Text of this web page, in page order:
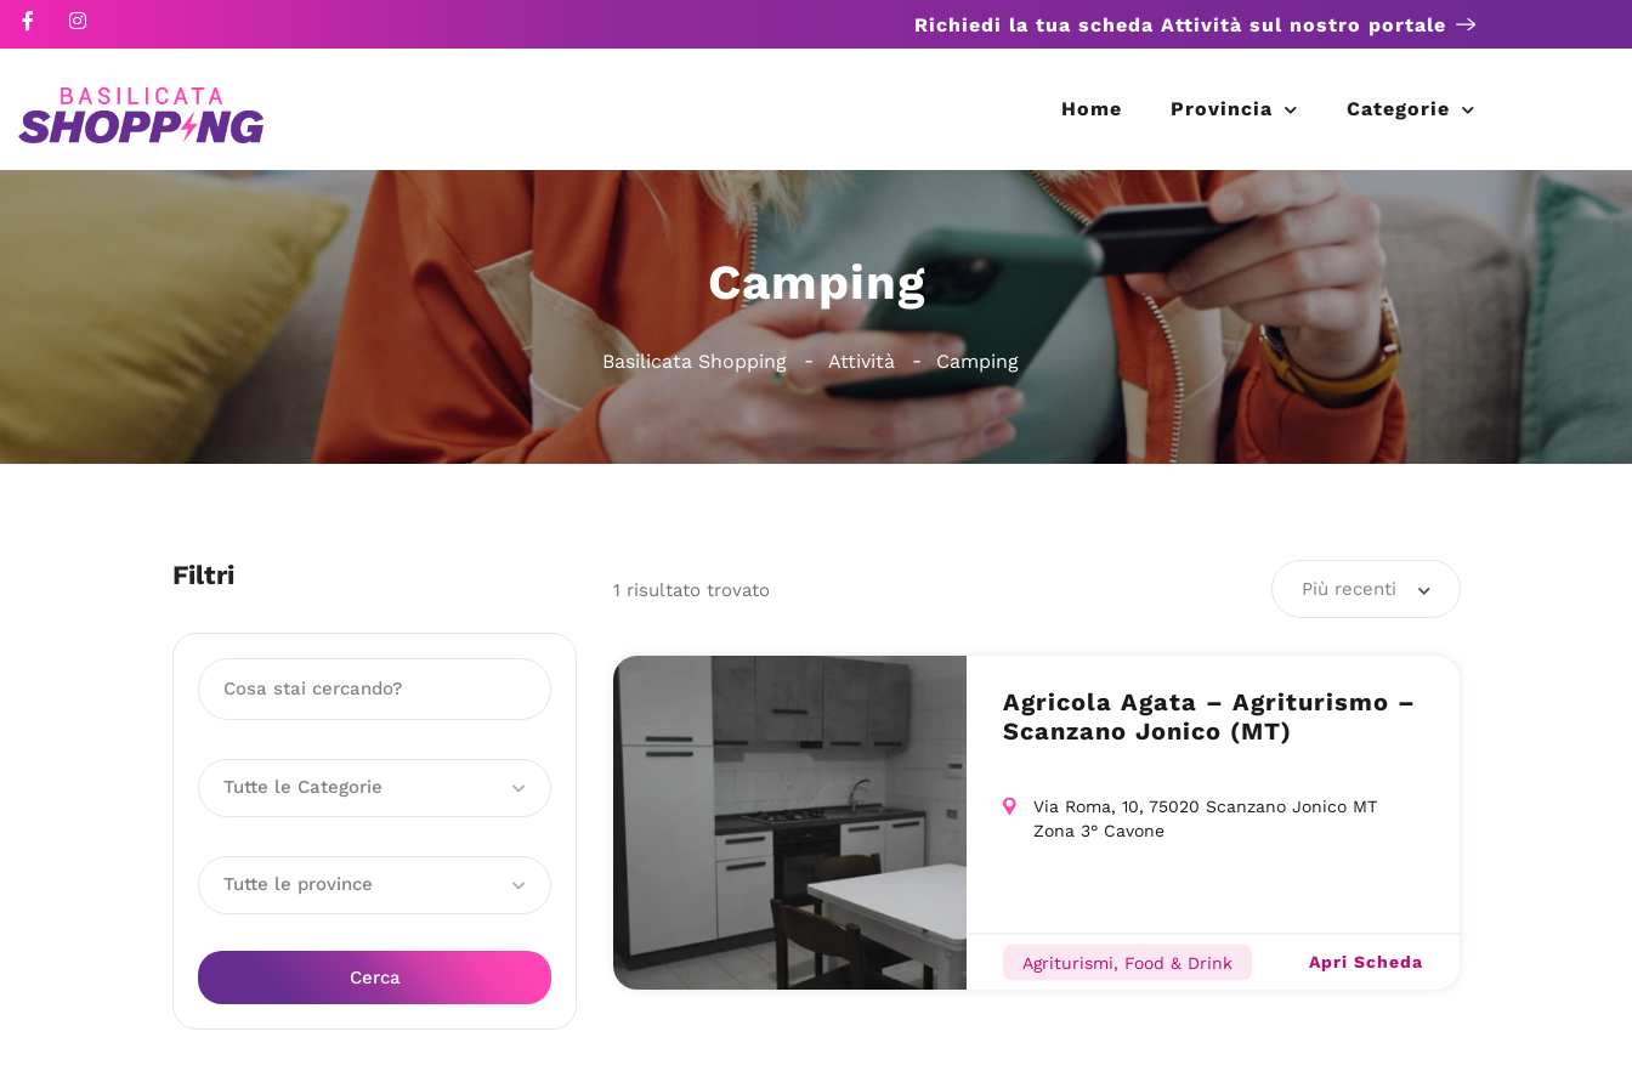
Richiedi la tua scheda Attività sul nostro portale
Home Provincia Categorie
Camping
Basilicata Shopping Attività Camping
Filtri
Tutte le Categorie
Tutte le province
Cerca
1 risultato trovato Più recenti
Agricola Agata – Agriturismo –
Scanzano Jonico (MT)
Via Roma, 10, 75020 Scanzano Jonico MT
Zona 3° Cavone
Agriturismi, Food & Drink Apri Scheda